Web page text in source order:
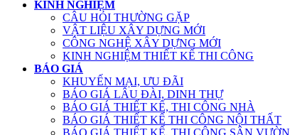
KINH NGHIỆM
CÂU HỎI THƯỜNG GẶP
VẬT LIỆU XÂY DỰNG MỚI
CÔNG NGHỆ XÂY DỰNG MỚI
KINH NGHIỆM THIẾT KẾ THI CÔNG
BÁO GIÁ
KHUYẾN MẠI, ƯU ĐÃI
BÁO GIÁ LÂU ĐÀI, DINH THỰ
BÁO GIÁ THIẾT KẾ, THI CÔNG NHÀ
BÁO GIÁ THIẾT KẾ THI CÔNG NỘI THẤT
BÁO GIÁ THIẾT KẾ, THI CÔNG SÂN VƯỜN